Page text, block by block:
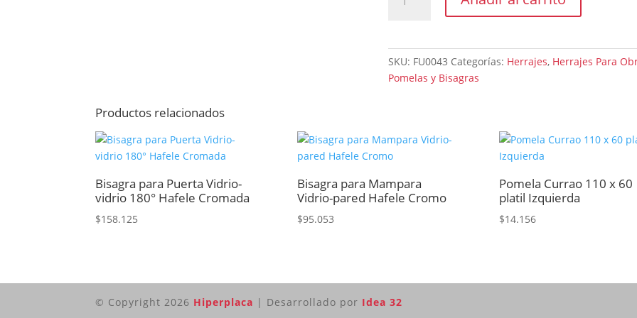
Fumaca
cantidad
SKU: FU0043 Categorías: Herrajes, Herrajes Para
Pomelas y Bisagras
Productos relacionados
Bisagra para Puerta Vidrio-
vidrio 180° Hafele Cromada
$158.125
Bisagra para Mampara
Vidrio-pared Hafele Cromo
$95.053
Pomela Currao 110 x 60
platil Izquierda
$14.156
© Copyright 2026 Hiperplaca | Desarrollado por Idea 32